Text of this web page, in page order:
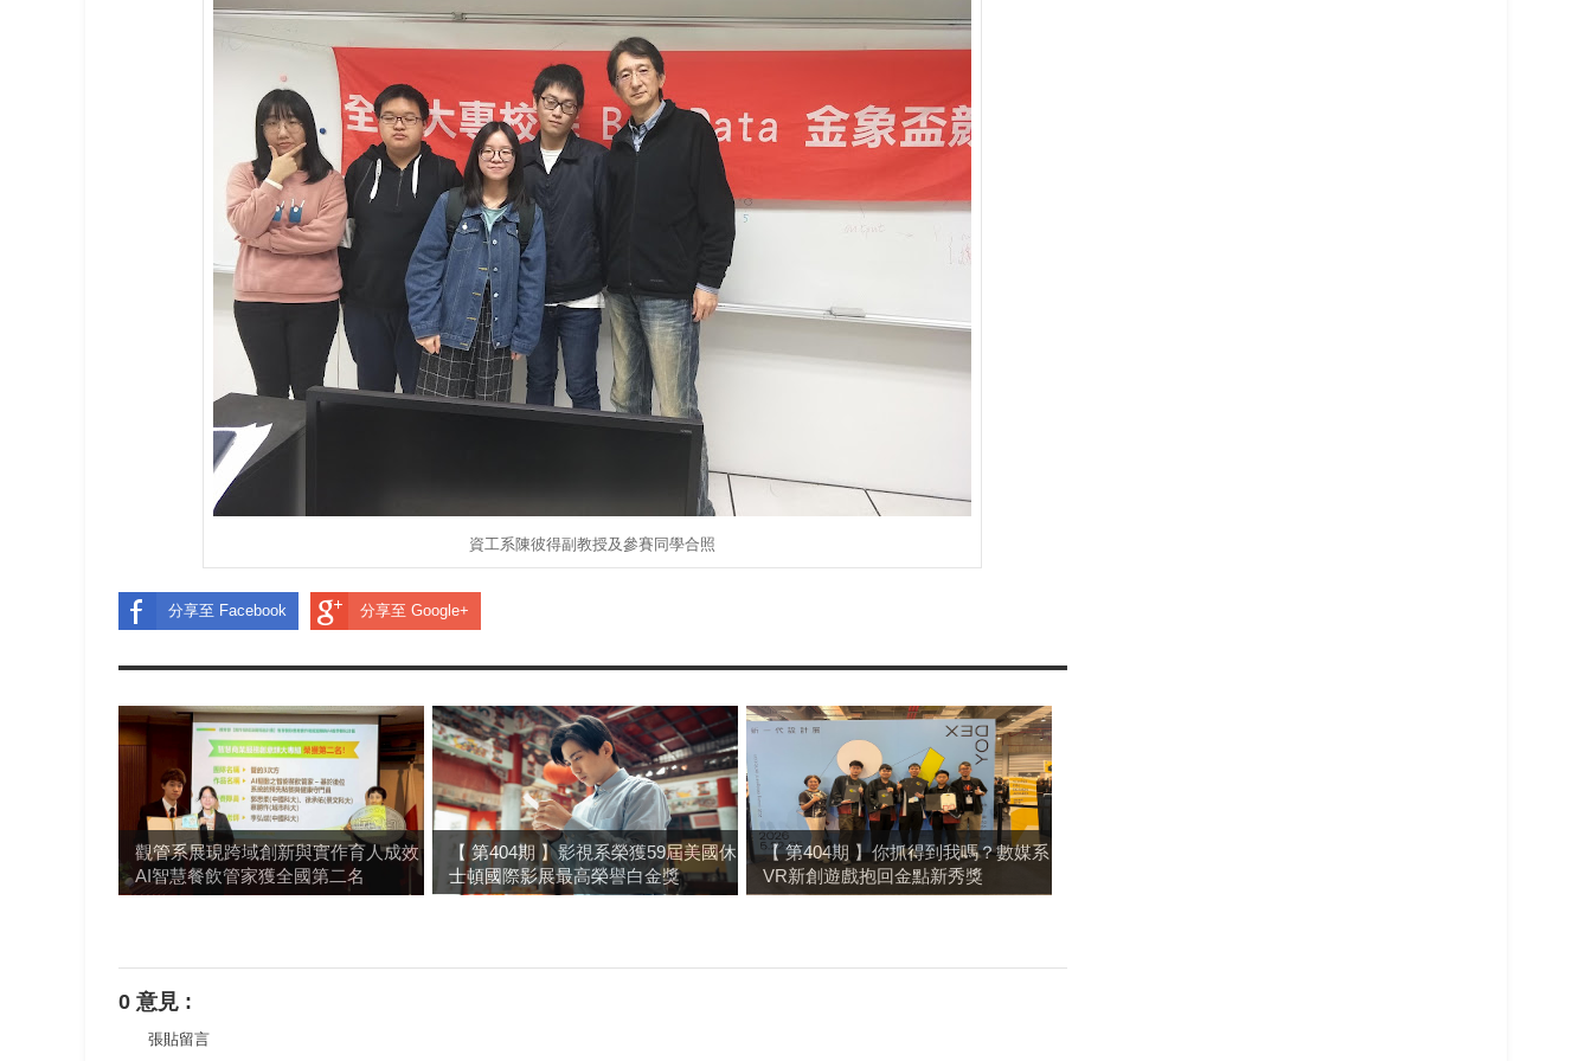
資工系陳彼得副教授及參賽同學合照
分享至 Facebook 分享至 Google+
觀管系展現跨域創新與實作育人成效
AI智慧餐飲管家獲全國第二名
【 第404期 】影視系榮獲59屆美國休
士頓國際影展最高榮譽白金獎
【 第404期 】你抓得到我嗎？數媒系
VR新創遊戲抱回金點新秀獎
0 意見 :
張貼留言